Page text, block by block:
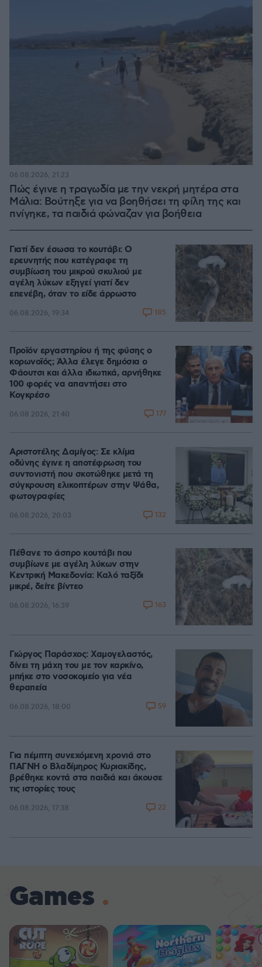
Πώς έγινε η τραγωδία με την νεκρή μητέρα στα
Μάλια: Βούτηξε για να βοηθήσει τη φίλη της και
πνίγηκε, τα παιδιά φώναζαν για βοήθεια
06.08.2026, 21:23
Γιατί δεν έσωσα το κουτάβι: Ο
ερευνητής που κατέγραφε τη
συμβίωση του μικρού σκυλιού με
αγέλη λύκων εξηγεί γιατί δεν
επενέβη, όταν το είδε άρρωστο
06.08.2026, 19:34 185
Προϊόν εργαστηρίου ή της φύσης ο
κορωνοϊός; Άλλα έλεγε δημόσια ο
Φάουτσι και άλλα ιδιωτικά, αρνήθηκε
100 φορές να απαντήσει στο
Κογκρέσο
06.08.2026, 21:40 177
Αριστοτέλης Δαμίγος: Σε κλίμα
οδύνης έγινε η αποτέφρωση του
συντονιστή που σκοτώθηκε μετά τη
σύγκρουση ελικοπτέρων στην Ψάθα,
φωτογραφίες
06.08.2026, 20:03 132
Πέθανε το άσπρο κουτάβι που
συμβίωνε με αγέλη λύκων στην
Κεντρική Μακεδονία: Καλό ταξίδι
μικρέ, δείτε βίντεο
06.08.2026, 16:39 163
Γιώργος Παράσχος: Χαμογελαστός,
δίνει τη μάχη του με τον καρκίνο,
μπήκε στο νοσοκομείο για νέα
θεραπεία
06.08.2026, 18:00 59
Για πέμπτη συνεχόμενη χρονιά στο
ΠΑΓΝΗ ο Βλαδίμηρος Κυριακίδης,
βρέθηκε κοντά στα παιδιά και άκουσε
τις ιστορίες τους
06.08.2026, 17:38 22
Games